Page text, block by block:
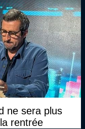
ne sera plus
rentrée